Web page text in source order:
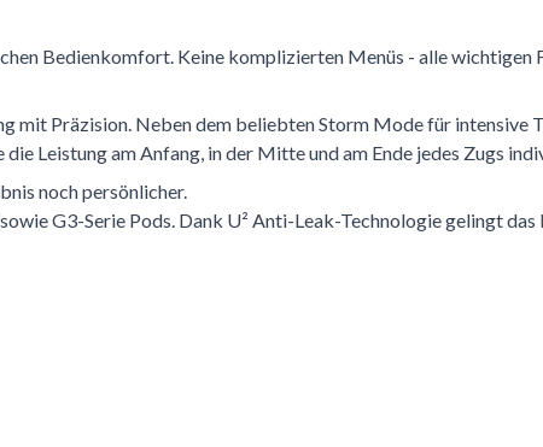
Bedienkomfort. Keine komplizierten Menüs - alle wichtigen
mit Präzision. Neben dem beliebten Storm Mode für intensive
Leistung am Anfang, in der Mitte und am Ende jedes Zugs
noch persönlicher.
G3-Serie Pods. Dank U² Anti-Leak-Technologie gelingt